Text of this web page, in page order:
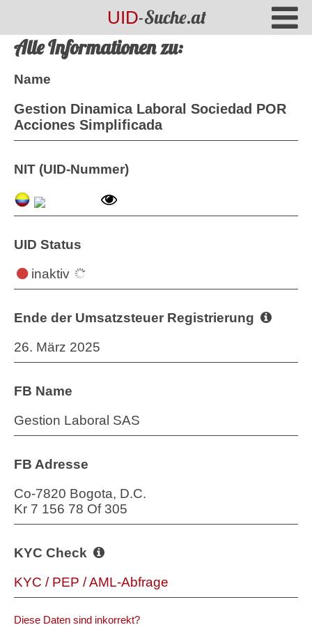
UID-Suche.at
Alle Informationen zu:
Name
Gestion Dinamica Laboral Sociedad POR
Acciones Simplificada
NIT (UID-Nummer)
UID Status
inaktiv
Ende der Umsatzsteuer Registrierung
26. März 2025
FB Name
Gestion Laboral SAS
FB Adresse
Co-7820 Bogota, D.C.
Kr 7 156 78 Of 305
KYC Check
KYC / PEP / AML-Abfrage
Diese Daten sind inkorrekt?